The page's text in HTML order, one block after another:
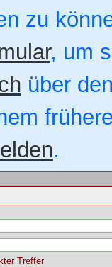
zu
, um
über
.
Treffer